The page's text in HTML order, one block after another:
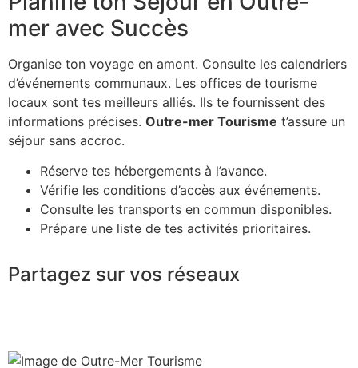
mer avec Succès
Organise ton voyage en amont. Consulte les calendriers
d’événements communaux. Les offices de tourisme
locaux sont tes meilleurs alliés. Ils te fournissent des
informations précises. Outre-mer Tourisme t’assure un
séjour sans accroc.
Réserve tes hébergements à l’avance.
Vérifie les conditions d’accès aux événements.
Consulte les transports en commun disponibles.
Prépare une liste de tes activités prioritaires.
Partagez sur vos réseaux